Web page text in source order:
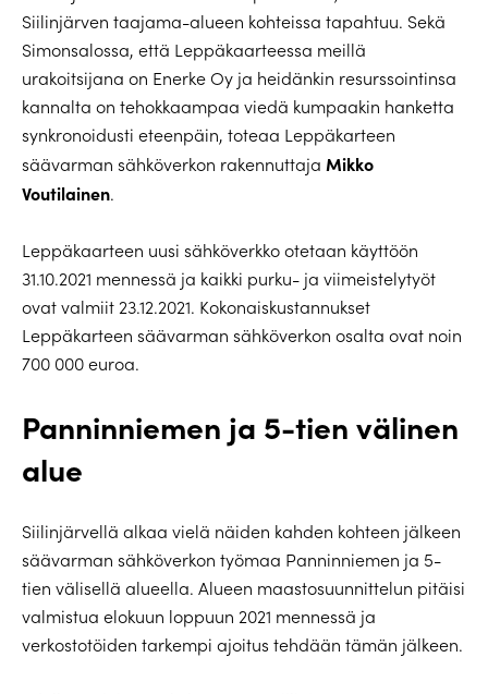
Siilinjärven taajama-alueen kohteissa tapahtuu. Sekä
Simonsalossa, että Leppäkaarteessa meillä
urakoitsijana on Enerke Oy ja heidänkin resurssointinsa
kannalta on tehokkaampaa viedä kumpaakin hanketta
synkronoidusti eteenpäin, toteaa Leppäkarteen
säävarman sähköverkon rakennuttaja Mikko
Voutilainen.
Leppäkaarteen uusi sähköverkko otetaan käyttöön
31.10.2021 mennessä ja kaikki purku- ja viimeistelytyöt
ovat valmiit 23.12.2021. Kokonaiskustannukset
Leppäkarteen säävarman sähköverkon osalta ovat noin
700 000 euroa.
Panninniemen ja 5-tien välinen
alue
Siilinjärvellä alkaa vielä näiden kahden kohteen jälkeen
säävarman sähköverkon työmaa Panninniemen ja 5-
tien välisellä alueella. Alueen maastosuunnittelun pitäisi
valmistua elokuun loppuun 2021 mennessä ja
verkostotöiden tarkempi ajoitus tehdään tämän jälkeen.